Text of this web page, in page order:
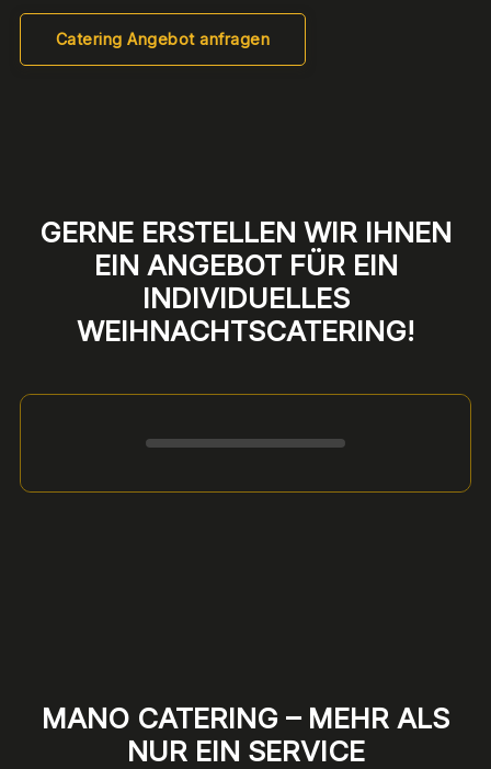
Catering Angebot anfragen
GERNE ERSTELLEN WIR IHNEN
EIN ANGEBOT FÜR EIN
INDIVIDUELLES
WEIHNACHTSCATERING!
MANO CATERING – MEHR ALS
NUR EIN SERVICE